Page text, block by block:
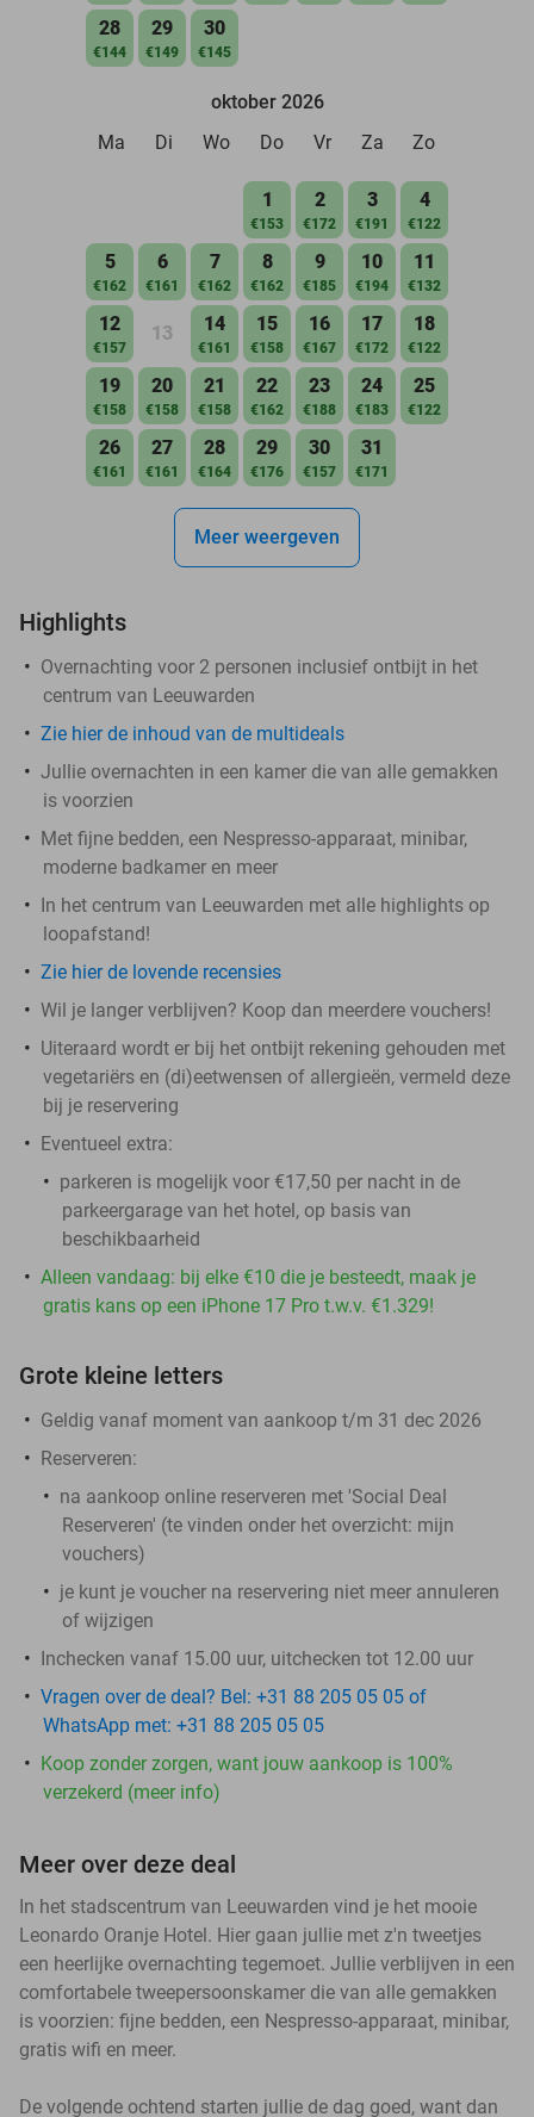
28
€144
29
€149
30
€145
oktober 2026
Ma
Di Wo Do Vr Za Zo
1
€153
2
€172
3
€191
4
€122
5
€162
6
€161
7
€162
8
€162
9
€185
10
€194
11
€132
12
€157
13 14
€161
15
€158
16
€167
17
€172
18
€122
19
€158
20
€158
21
€158
22
€162
23
€188
24
€183
25
€122
26
€161
27
€161
28
€164
29
€176
30
€157
31
€171
Meer weergeven
Highlights
Overnachting voor 2 personen inclusief ontbijt in het
centrum van Leeuwarden
Zie hier de inhoud van de multideals
Jullie overnachten in een kamer die van alle gemakken
is voorzien
Met fijne bedden, een Nespresso-apparaat, minibar,
moderne badkamer en meer
In het centrum van Leeuwarden met alle highlights op
loopafstand!
Zie hier de lovende recensies
Wil je langer verblijven? Koop dan meerdere vouchers!
Uiteraard wordt er bij het ontbijt rekening gehouden met
vegetariërs en (di)eetwensen of allergieën, vermeld deze
bij je reservering
Eventueel extra:
parkeren is mogelijk voor €17,50 per nacht in de
parkeergarage van het hotel, op basis van
beschikbaarheid
Alleen vandaag: bij elke €10 die je besteedt, maak je
gratis kans op een iPhone 17 Pro t.w.v. €1.329!
Grote kleine letters
Geldig vanaf moment van aankoop t/m 31 dec 2026
Reserveren:
na aankoop online reserveren met 'Social Deal
Reserveren' (te vinden onder het overzicht: mijn
vouchers)
je kunt je voucher na reservering niet meer annuleren
of wijzigen
Inchecken vanaf 15.00 uur, uitchecken tot 12.00 uur
Vragen over de deal? Bel: +31 88 205 05 05 of
WhatsApp met: +31 88 205 05 05
Koop zonder zorgen, want jouw aankoop is 100%
verzekerd (meer info)
Meer over deze deal
In het stadscentrum van Leeuwarden vind je het mooie
Leonardo Oranje Hotel. Hier gaan jullie met z'n tweetjes
een heerlijke overnachting tegemoet. Jullie verblijven in een
comfortabele tweepersoonskamer die van alle gemakken
is voorzien: fijne bedden, een Nespresso-apparaat, minibar,
gratis wifi en meer.
De volgende ochtend starten jullie de dag goed, want dan